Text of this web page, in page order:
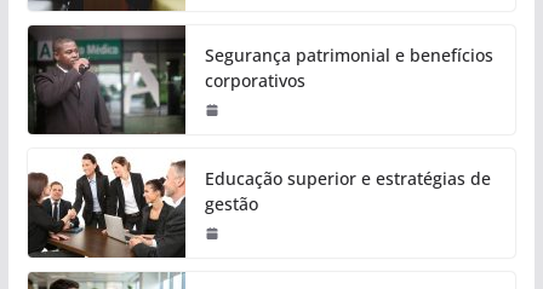
Segurança patrimonial e benefícios
corporativos
Educação superior e estratégias de
gestão